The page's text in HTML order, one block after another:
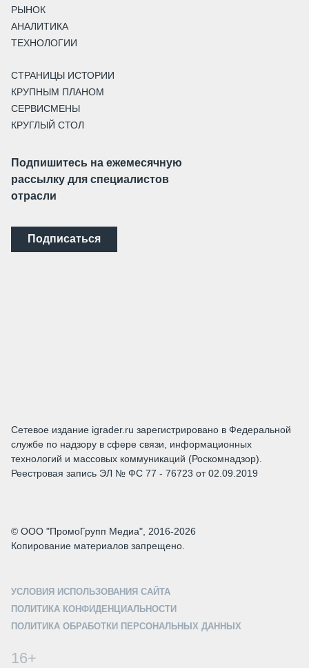
РЫНОК
АНАЛИТИКА
ТЕХНОЛОГИИ
СТРАНИЦЫ ИСТОРИИ
КРУПНЫМ ПЛАНОМ
СЕРВИСМЕНЫ
КРУГЛЫЙ СТОЛ
Подпишитесь на ежемесячную
рассылку для специалистов
отрасли
Подписаться
Сетевое издание igrader.ru зарегистрировано в Федеральной
службе по надзору в сфере связи, информационных
технологий и массовых коммуникаций (Роскомнадзор).
Реестровая запись ЭЛ № ФС 77 - 76723 от 02.09.2019
© ООО "ПромоГрупп Медиа", 2016-2026
Копирование материалов запрещено.
УСЛОВИЯ ИСПОЛЬЗОВАНИЯ САЙТА
ПОЛИТИКА КОНФИДЕНЦИАЛЬНОСТИ
ПОЛИТИКА ОБРАБОТКИ ПЕРСОНАЛЬНЫХ ДАННЫХ
16+